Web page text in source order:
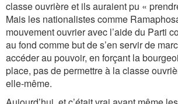
classe ouvrière et ils auraient pu «
Mais les nationalistes comme
mouvement ouvrier avec l’aide du Parti
au fond comme but de s’en servir de
accéder au pouvoir, en forçant la
place, pas de permettre à la classe
elle-même.